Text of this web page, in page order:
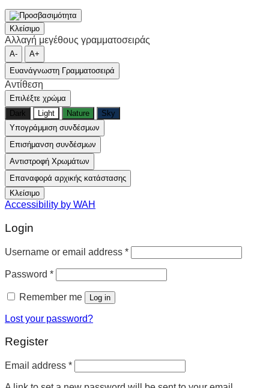
Κλείσιμο
Αλλαγή μεγέθους γραμματοσειράς
A-
A+
Ευανάγνωστη Γραμματοσειρά
Αντίθεση
Επιλέξτε χρώμα
Dark
Light Nature
Sky
Υπογράμμιση συνδέσμων
Επισήμανση συνδέσμων
Αντιστροφή Χρωμάτων
Επαναφορά αρχικής κατάστασης
Κλείσιμο
Accessibility by WAH
Login
Username or email address *
Password *
Remember me Log in
Lost your password?
Register
Email address *